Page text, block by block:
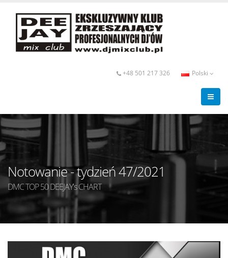
+48 501 217 326 Polski
Notowanie - tydzień 47/2021
DMC TOP 50 DEEJAY's CHART